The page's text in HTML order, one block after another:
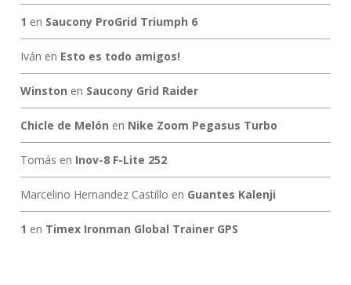
1 en Saucony ProGrid Triumph 6
Iván en Esto es todo amigos!
Winston en Saucony Grid Raider
Chicle de Melón en Nike Zoom Pegasus Turbo
Tomás en Inov-8 F-Lite 252
Marcelino Hernandez Castillo en Guantes Kalenji
1 en Timex Ironman Global Trainer GPS